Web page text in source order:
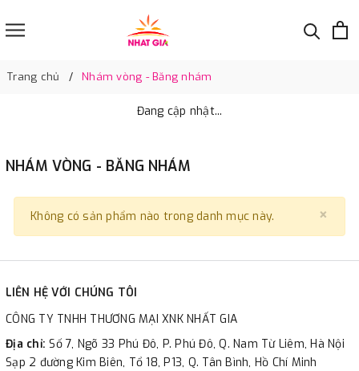
Trang chủ Nhám vòng - Băng nhám
NHÁM VÒNG - BĂNG NHÁM
×
Không có sản phẩm nào trong danh mục này.
Đang cập nhật...
LIÊN HỆ VỚI CHÚNG TÔI
CÔNG TY TNHH THƯƠNG MẠI XNK NHẤT GIA
Địa chỉ:Số 7, Ngõ 33 Phú Đô, P. Phú Đô, Q. Nam Từ Liêm, Hà Nội
Sạp 2 đường Kim Biên, Tổ 18, P13, Q. Tân Bình, Hồ Chí Minh